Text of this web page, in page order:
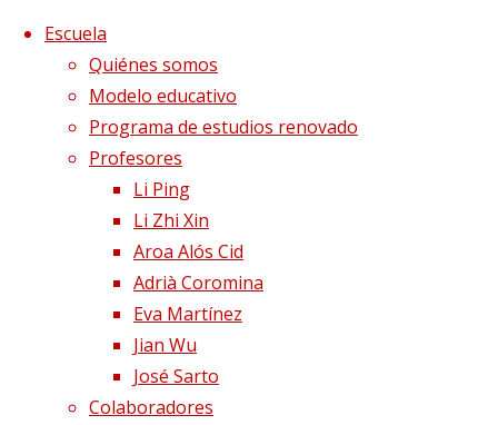
Saltar al contenido
Escuela
Quiénes somos
Modelo educativo
Programa de estudios renovado
Profesores
Li Ping
Li Zhi Xin
Aroa Alós Cid
Adrià Coromina
Eva Martínez
Jian Wu
José Sarto
Colaboradores
Página de InicioBlog